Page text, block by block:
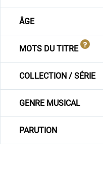
ÂGE
MOTS DU TITRE
COLLECTION / SÉRIE
GENRE MUSICAL
PARUTION